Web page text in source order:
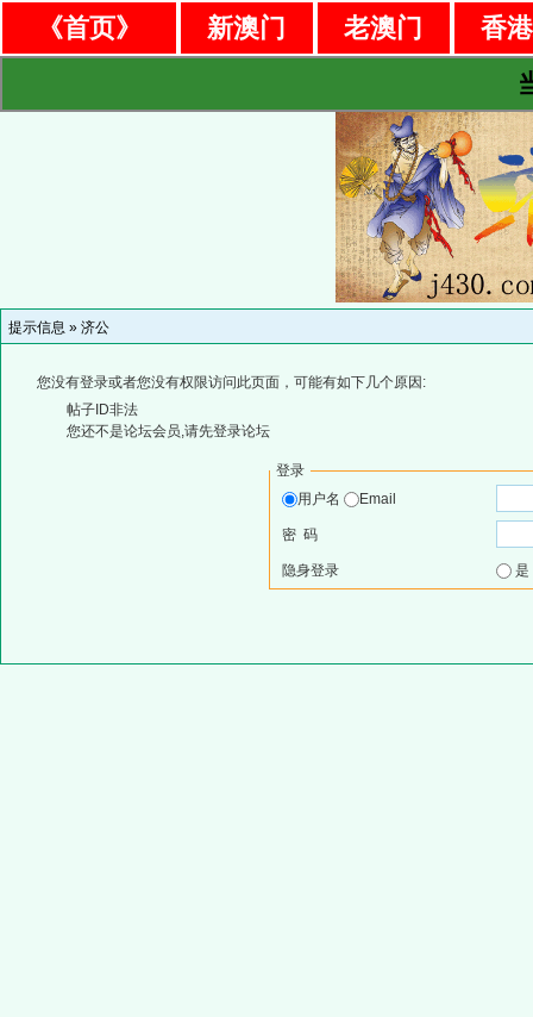
《首页》 新澳门 老澳门
香
提示信息 » 济公
您没有登录或者您没有权限访问此页面，可能有如下几个原因:
帖子ID非法
您还不是论坛会员,请先登录论坛
登录
用户名
Email
密 码
隐身登录